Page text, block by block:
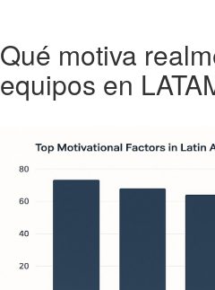
Qué motiva
equipos en